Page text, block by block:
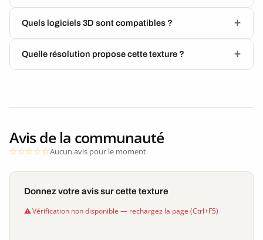
Quels logiciels 3D sont compatibles ?
Quelle résolution propose cette texture ?
Avis de la communauté
Aucun avis pour le moment
Donnez votre avis sur cette texture
Vérification non disponible — rechargez la page (Ctrl+F5)